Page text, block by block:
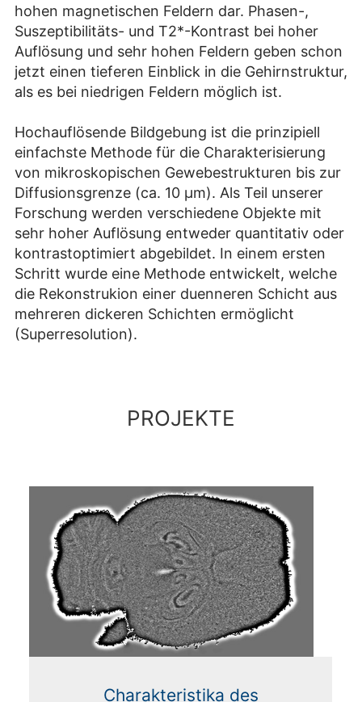
hohen magnetischen Feldern dar. Phasen-,
Suszeptibilitäts- und T2*-Kontrast bei hoher
Auflösung und sehr hohen Feldern geben schon
jetzt einen tieferen Einblick in die Gehirnstruktur,
als es bei niedrigen Feldern möglich ist.
Hochauflösende Bildgebung ist die prinzipiell
einfachste Methode für die Charakterisierung
von mikroskopischen Gewebestrukturen bis zur
Diffusionsgrenze (ca. 10 μm). Als Teil unserer
Forschung werden verschiedene Objekte mit
sehr hoher Auflösung entweder quantitativ oder
kontrastoptimiert abgebildet. In einem ersten
Schritt wurde eine Methode entwickelt, welche
die Rekonstrukion einer duenneren Schicht aus
mehreren dickeren Schichten ermöglicht
(Superresolution).
PROJEKTE
Charakteristika des